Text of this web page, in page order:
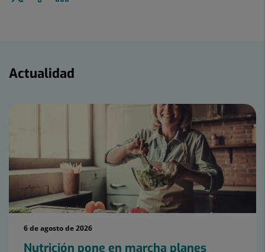
en
Actualidad
6 de agosto de 2026
Nutrición pone en marcha planes